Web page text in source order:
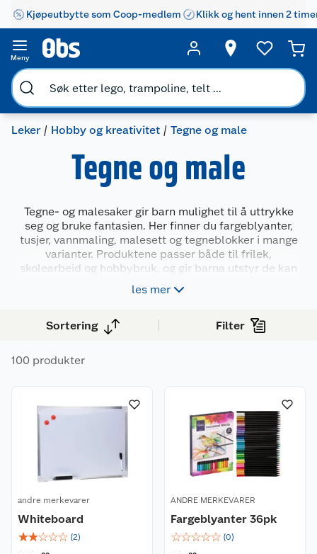
Kjøpeutbytte som Coop-medlem Klikk og hent innen 2
Meny
Leker Hobby og kreativitet Tegne og male
Tegne og male
Tegne- og malesaker gir barn mulighet til å uttrykke
seg og bruke fantasien. Her finner du fargeblyanter,
tusjer, vannmaling, malesett og tegneblokker i mange
varianter. Produktene passer både til frilek,
skolearbeid og hobbybruk, og gir barna utstyr de kan
bruke hjemme, i barnehagen eller på ferie. Velg
mellom enkle sett for de minste og større pakker med
les mer
Sortering Filter
100 produkter
andre merkevarer
Whiteboard
☆☆☆☆☆ (2)
ANDRE MERKEVARER
Fargeblyanter 36pk
☆☆☆☆☆ (0)